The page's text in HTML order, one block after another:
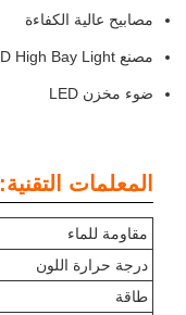
مصابيح عالية الكفاءة
مصنع LED High Bay Light
ضوء مخزن LED
المعلمات التقنية:
مقاومة للماء
درجة حرارة اللون
طاقة